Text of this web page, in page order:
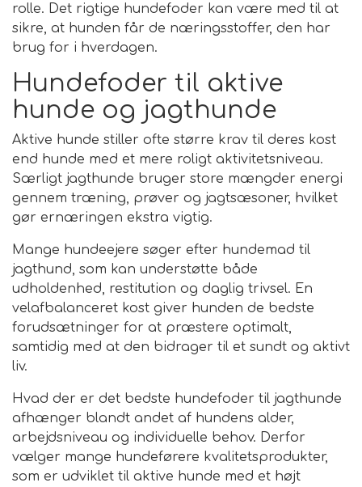
rolle. Det rigtige hundefoder kan være med til at
sikre, at hunden får de næringsstoffer, den har
brug for i hverdagen.
Hundefoder til aktive
hunde og jagthunde
Aktive hunde stiller ofte større krav til deres kost
end hunde med et mere roligt aktivitetsniveau.
Særligt jagthunde bruger store mængder energi
gennem træning, prøver og jagtsæsoner, hvilket
gør ernæringen ekstra vigtig.
Mange hundeejere søger efter hundemad til
jagthund, som kan understøtte både
udholdenhed, restitution og daglig trivsel. En
velafbalanceret kost giver hunden de bedste
forudsætninger for at præstere optimalt,
samtidig med at den bidrager til et sundt og aktivt
liv.
Hvad der er det bedste hundefoder til jagthunde
afhænger blandt andet af hundens alder,
arbejdsniveau og individuelle behov. Derfor
vælger mange hundeførere kvalitetsprodukter,
som er udviklet til aktive hunde med et højt